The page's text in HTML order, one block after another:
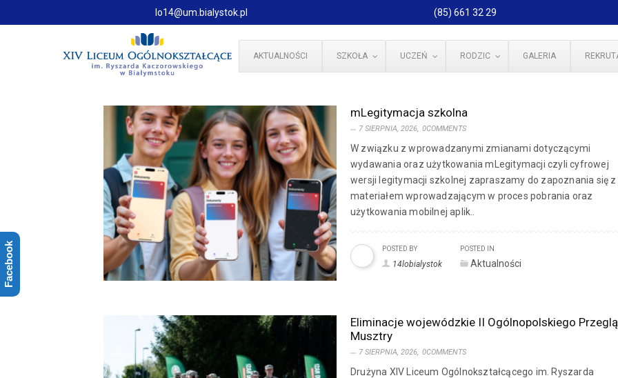
lo14@um.bialystok.pl (85) 661 32 29
AKTUALNOŚCI SZKOŁA UCZEŃ RODZIC GALERIA
mLegitymacja szkolna
7 SIERPNIA, 2026, 0COMMENTS
W związku z wprowadzanymi zmianami dotyczącymi
wydawania oraz użytkowania mLegitymacji czyli cyfrowej
wersji legitymacji szkolnej zapraszamy do zapoznania się z
materiałem wprowadzającym w proces pobrania oraz
użytkowania mobilnej aplik..
POSTED BY
14lobialystok
POSTED IN
Aktualności
Eliminacje wojewódzkie II Ogólnopolskiego
Musztry
7 SIERPNIA, 2026, 0COMMENTS
Drużyna XIV Liceum Ogólnokształcącego im. Ryszarda
Facebook